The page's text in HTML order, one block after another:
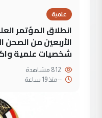
علمية
انطلاق المؤتمر
الأربعين من
شخصيات علمية
--منذ 19 ساعة